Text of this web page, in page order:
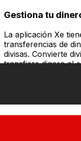
Gestiona tu
La aplicación Xe
transferencias de
divisas. Convierte
transfiere dinero al